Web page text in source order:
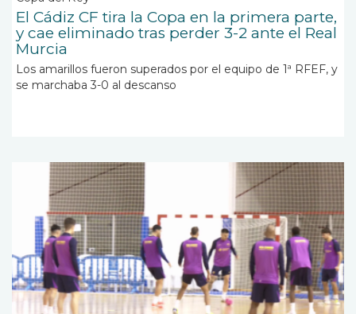
El Cádiz CF tira la Copa en la primera parte,
y cae eliminado tras perder 3-2 ante el Real
Murcia
Los amarillos fueron superados por el equipo de 1ª RFEF, y
se marchaba 3-0 al descanso